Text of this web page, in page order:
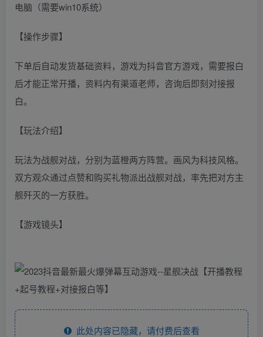
电脑（需要win10系统）
【操作步骤】
下单后自动发货基础资料，游戏为抖音官方游戏，需要报白
后才能正常开播，资料内有渠道老师，咨询后即刻对接报
白。
【玩法介绍】
玩法为战舰对战，分别为蓝橙两方阵营。画风为科技风格。
双方观众通过点赞和购买礼物派出战舰对战，率先把对方主
舰歼灭的一方获胜。
【游戏镜头】
此处内容已隐藏，请付费后查看